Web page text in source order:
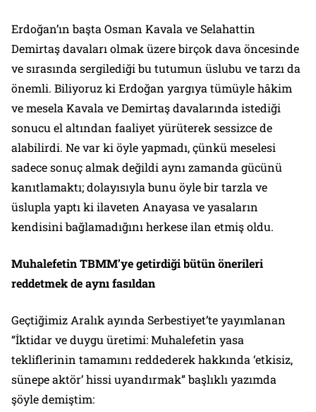
Erdoğan’ın başta Osman Kavala ve Selahattin
Demirtaş davaları olmak üzere birçok dava öncesinde
ve sırasında sergilediği bu tutumun üslubu ve tarzı da
önemli. Biliyoruz ki Erdoğan yargıya tümüyle hâkim
ve mesela Kavala ve Demirtaş davalarında istediği
sonucu el altından faaliyet yürüterek sessizce de
alabilirdi. Ne var ki öyle yapmadı, çünkü meselesi
sadece sonuç almak değildi aynı zamanda gücünü
kanıtlamaktı; dolayısıyla bunu öyle bir tarzla ve
üslupla yaptı ki ilaveten Anayasa ve yasaların
kendisini bağlamadığını herkese ilan etmiş oldu.
Muhalefetin TBMM’ye getirdiği bütün önerileri
reddetmek de aynı fasıldan
Geçtiğimiz Aralık ayında Serbestiyet’te yayımlanan
“İktidar ve duygu üretimi: Muhalefetin yasa
tekliflerinin tamamını reddederek hakkında ‘etkisiz,
sünepe aktör’ hissi uyandırmak” başlıklı yazımda
şöyle demiştim: